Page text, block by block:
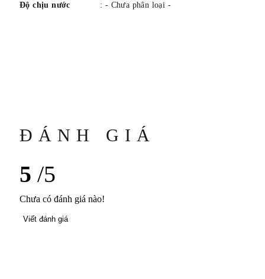
Độ chịu nước : - Chưa phân loại -
ĐÁNH GIÁ
5 /5
Chưa có đánh giá nào!
Viết đánh giá